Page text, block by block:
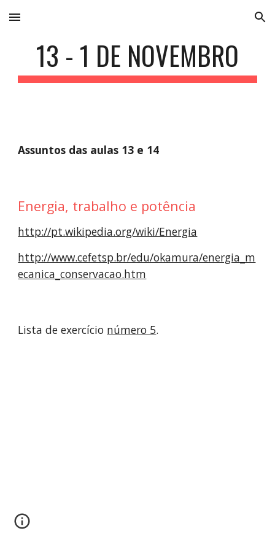
Skip to main content Skip to navigation
13 - 1 DE NOVEMBRO
Assuntos das aulas 13 e 14
Energia, trabalho e potência
http://pt.wikipedia.org/wiki/Energia
http://www.cefetsp.br/edu/okamura/energia_m
ecanica_conservacao.htm
Lista de exercício número 5.